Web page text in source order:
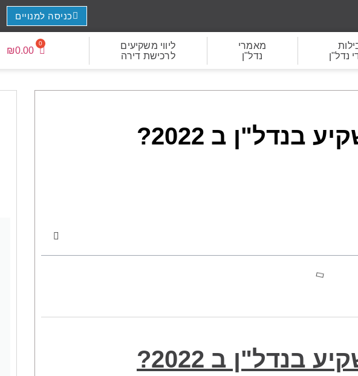
כניסה למנויים
נדל"ן
מאמרי
נדל"ן
ליווי משקיעים
לרכישת דירה
₪0.00
ב 2022?
ב 2022?